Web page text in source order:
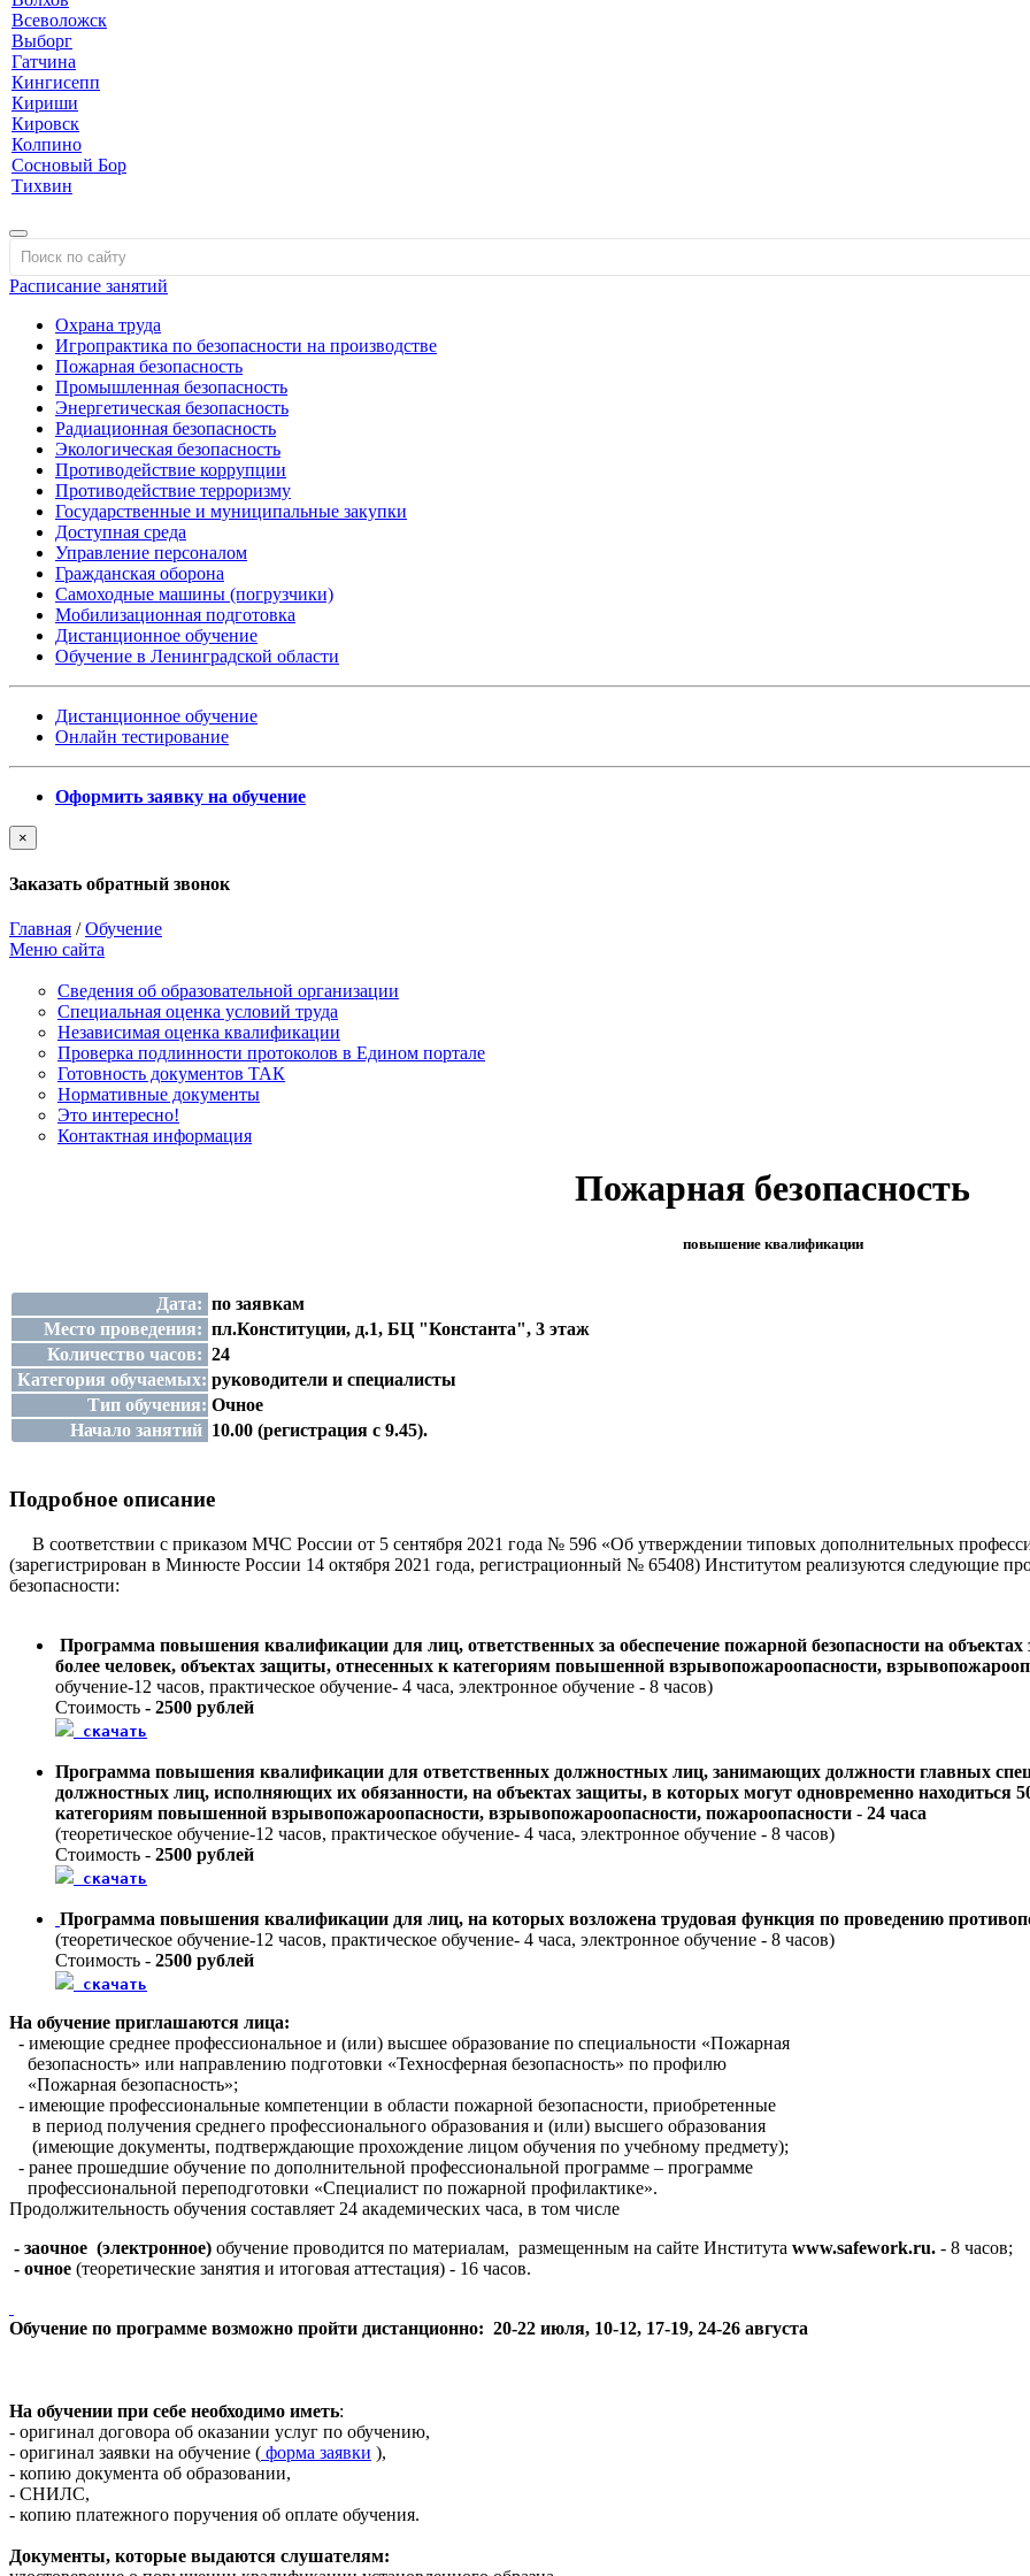
Всеволожск
Выборг
Гатчина
Кингисепп
Кириши
Кировск
Колпино
Сосновый Бор
Тихвин
Расписание занятий
Охрана труда
Игропрактика по безопасности на производстве
Пожарная безопасность
Промышленная безопасность
Энергетическая безопасность
Радиационная безопасность
Экологическая безопасность
Противодействие коррупции
Противодействие терроризму
Государственные и муниципальные закупки
Доступная среда
Управление персоналом
Гражданская оборона
Самоходные машины (погрузчики)
Мобилизационная подготовка
Дистанционное обучение
Обучение в Ленинградской области
Дистанционное обучение
Онлайн тестирование
Оформить заявку на обучение
×
Заказать обратный звонок
Главная /Обучение
Меню сайта
Сведения об образовательной организации
Cпециальная оценка условий труда
Независимая оценка квалификации
Проверка подлинности протоколов в Едином портале
Готовность документов ТАК
Нормативные документы
Это интересно!
Контактная информация
Пожарная безопасность
повышение квалификации
Дата: по заявкам
Место проведения: пл.Конституции, д.1, БЦ "Константа", 3 этаж
Количество часов: 24
Категория обучаемых: руководители и специалисты
Тип обучения: Очное
Начало занятий 10.00 (регистрация с 9.45).
Подробное описание
В соответствии с приказом МЧС России от 5 сентября 2021 года № 596 «Об утверждении типовых дополнительных
(зарегистрирован в Минюсте России 14 октября 2021 года, регистрационный № 65408) Институтом реализуются следующие
безопасности:
Программа повышения квалификации для лиц, ответственных за обеспечение пожарной безопасности на
более человек, объектах защиты, отнесенных к категориям повышенной взрывопожароопасности,
обучение-12 часов, практическое обучение- 4 часа, электронное обучение - 8 часов)
Стоимость - 2500 рублей
скачать
Программа повышения квалификации для ответственных должностных лиц, занимающих должности главных
должностных лиц, исполняющих их обязанности, на объектах защиты, в которых могут одновременно находиться
категориям повышенной взрывопожароопасности, взрывопожароопасности, пожароопасности - 24 часа
(теоретическое обучение-12 часов, практическое обучение- 4 часа, электронное обучение - 8 часов)
Стоимость - 2500 рублей
скачать
Программа повышения квалификации для лиц, на которых возложена трудовая функция по проведению
(теоретическое обучение-12 часов, практическое обучение- 4 часа, электронное обучение - 8 часов)
Стоимость - 2500 рублей
скачать
На обучение приглашаются лица:
- имеющие среднее профессиональное и (или) высшее образование по специальности «Пожарная
безопасность» или направлению подготовки «Техносферная безопасность» по профилю
«Пожарная безопасность»;
- имеющие профессиональные компетенции в области пожарной безопасности, приобретенные
в период получения среднего профессионального образования и (или) высшего образования
(имеющие документы, подтверждающие прохождение лицом обучения по учебному предмету);
- ранее прошедшие обучение по дополнительной профессиональной программе – программе
профессиональной переподготовки «Специалист по пожарной профилактике».
Продолжительность обучения составляет 24 академических часа, в том числе
- заочное (электронное) обучение проводится по материалам, размещенным на сайте Института www.safework.ru. - 8 часов;
- очное (теоретические занятия и итоговая аттестация) - 16 часов.
Обучение по программе возможно пройти дистанционно: 20-22 июля, 10-12, 17-19, 24-26 августа
На обучении при себе необходимо иметь:
- оригинал договора об оказании услуг по обучению,
- оригинал заявки на обучение ( форма заявки ),
- копию документа об образовании,
- СНИЛС,
- копию платежного поручения об оплате обучения.
Документы, которые выдаются слушателям: